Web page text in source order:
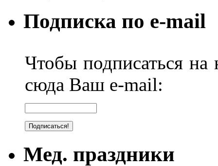
Подписка по e-mail
Чтобы подписаться на
сюда Ваш e-mail:
Мед. праздники